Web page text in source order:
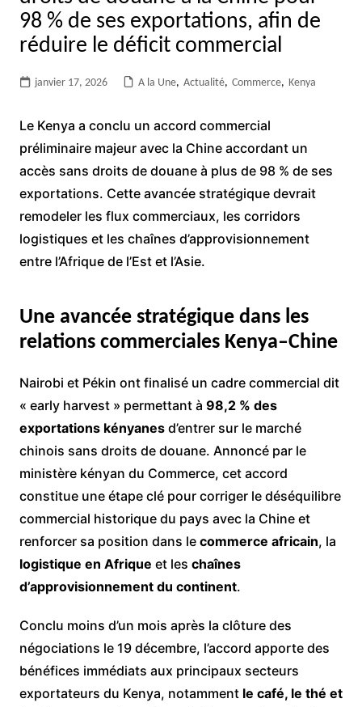
98 % de ses exportations, afin de
réduire le déficit commercial
janvier 17, 2026 A la Une, Actualité, Commerce, Kenya
Le Kenya a conclu un accord commercial
préliminaire majeur avec la Chine accordant un
accès sans droits de douane à plus de 98 % de ses
exportations. Cette avancée stratégique devrait
remodeler les flux commerciaux, les corridors
logistiques et les chaînes d’approvisionnement
entre l’Afrique de l’Est et l’Asie.
Une avancée stratégique dans les
relations commerciales Kenya–Chine
Nairobi et Pékin ont finalisé un cadre commercial dit
« early harvest » permettant à 98,2 % des
exportations kényanesd’entrer sur le marché
chinois sans droits de douane. Annoncé par le
ministère kényan du Commerce, cet accord
constitue une étape clé pour corriger le déséquilibre
commercial historique du pays avec la Chine et
renforcer sa position dans le commerce africain, la
logistique en Afrique et les chaînes
d’approvisionnement du continent.
Conclu moins d’un mois après la clôture des
négociations le 19 décembre, l’accord apporte des
bénéfices immédiats aux principaux secteurs
exportateurs du Kenya, notamment le café, le thé et